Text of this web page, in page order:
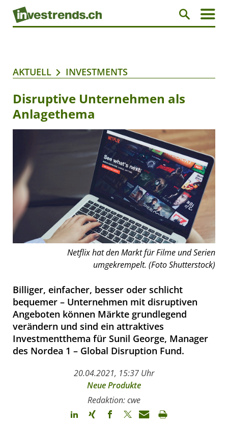
AKTUELL INVESTMENTS
Disruptive Unternehmen als
Anlagethema
Netflix hat den Markt für Filme und Serien
umgekrempelt. (Foto Shutterstock)
Billiger, einfacher, besser oder schlicht
bequemer – Unternehmen mit disruptiven
Angeboten können Märkte grundlegend
verändern und sind ein attraktives
Investmentthema für Sunil George, Manager
des Nordea 1 – Global Disruption Fund.
20.04.2021, 15:37 Uhr
Neue Produkte
Redaktion: cwe